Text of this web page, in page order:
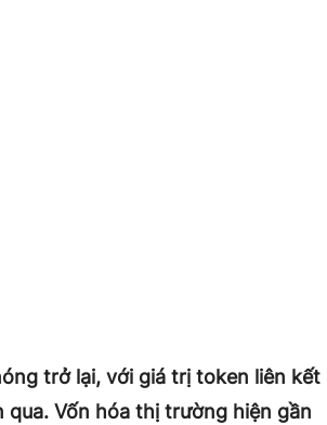
trở lại, với giá trị token liên kết
Vốn hóa thị trường hiện gần